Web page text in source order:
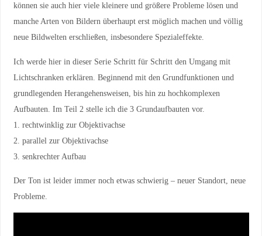
können sie auch hier viele kleinere und größere Probleme lösen und
manche Arten von Bildern überhaupt erst möglich machen und völlig
neue Bildwelten erschließen, insbesondere Spezialeffekte.
Ich werde hier in dieser Serie Schritt für Schritt den Umgang mit
Lichtschranken erklären. Beginnend mit den Grundfunktionen und
grundlegenden Herangehensweisen, bis hin zu hochkomplexen
Aufbauten. Im Teil 2 stelle ich die 3 Grundaufbauten vor.
1. rechtwinklig zur Objektivachse
2. parallel zur Objektivachse
3. senkrechter Aufbau
Der Ton ist leider immer noch etwas schwierig – neuer Standort, neue
Probleme.